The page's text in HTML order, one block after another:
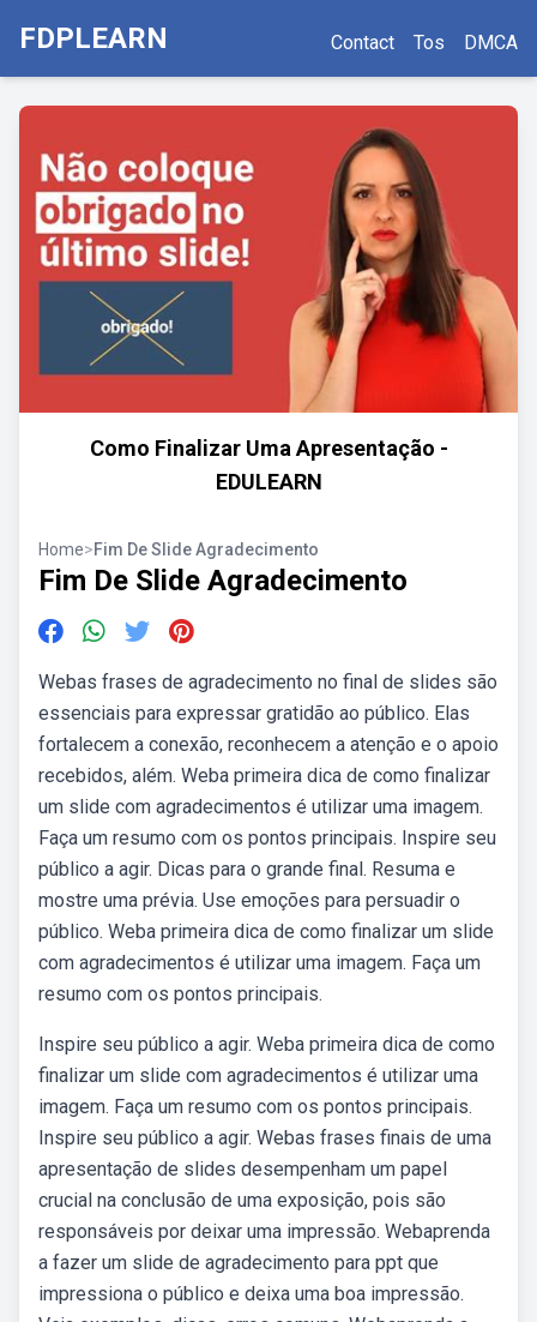
FDPLEARN Contact Tos DMCA
Como Finalizar Uma Apresentação -
EDULEARN
Home>Fim De Slide Agradecimento
Fim De Slide Agradecimento
Webas frases de agradecimento no final de slides são
essenciais para expressar gratidão ao público. Elas
fortalecem a conexão, reconhecem a atenção e o apoio
recebidos, além. Weba primeira dica de como finalizar
um slide com agradecimentos é utilizar uma imagem.
Faça um resumo com os pontos principais. Inspire seu
público a agir. Dicas para o grande final. Resuma e
mostre uma prévia. Use emoções para persuadir o
público. Weba primeira dica de como finalizar um slide
com agradecimentos é utilizar uma imagem. Faça um
resumo com os pontos principais.
Inspire seu público a agir. Weba primeira dica de como
finalizar um slide com agradecimentos é utilizar uma
imagem. Faça um resumo com os pontos principais.
Inspire seu público a agir. Webas frases finais de uma
apresentação de slides desempenham um papel
crucial na conclusão de uma exposição, pois são
responsáveis por deixar uma impressão. Webaprenda
a fazer um slide de agradecimento para ppt que
impressiona o público e deixa uma boa impressão.